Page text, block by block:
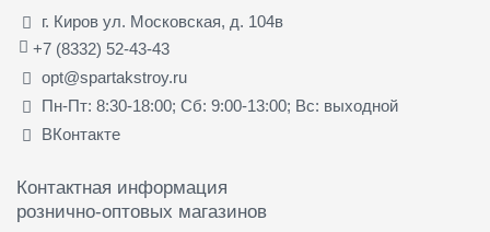
г. Киров ул. Московская, д. 104в
+7 (8332) 52-43-43
opt@spartakstroy.ru
Пн-Пт: 8:30-18:00; Сб: 9:00-13:00; Вс: выходной
ВКонтакте
Контактная информация
рознично-оптовых магазинов